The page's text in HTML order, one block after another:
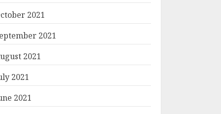
2021
2021
2021
2021
2021